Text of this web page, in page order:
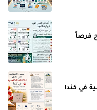
فرصاً
في كندا